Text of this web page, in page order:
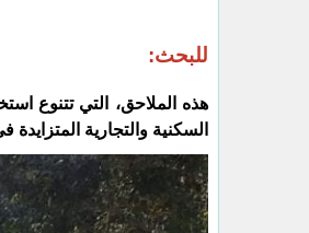
للبحث:
هذه الملاحق، التي تتنوع
السكنية والتجارية المتزايدة